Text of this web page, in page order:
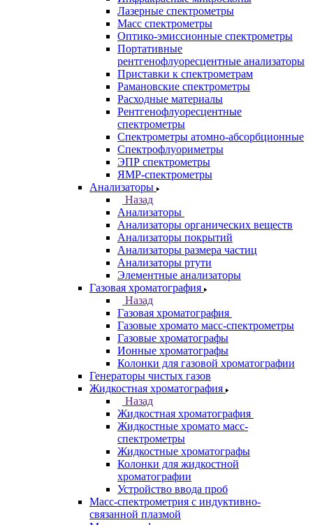
Аналитическое оборудование
Назад
Аналитическое оборудование
Спектрометры
Назад
Спектрометры
Автоматические Дозаторы
Атомно-Эмиссионные спектрометры
ВИД спектрофотометры
Дополнительное оборудование для
ААС
ИК-Фурье спектрометры
Инфракрасные микроскопы
Лазерные спектрометры
Масс спектрометры
Оптико-эмиссионные спектрометры
Портативные
рентгенофлуоресцентные анализаторы
Приставки к спектрометрам
Рамановские спектрометры
Расходные материалы
Рентгенофлуоресцентные
спектрометры
Спектрометры атомно-абсорбционные
Спектрофлуориметры
ЭПР спектрометры
ЯМР-спектрометры
Анализаторы
Назад
Анализаторы
Анализаторы органических веществ
Анализаторы покрытий
Анализаторы размера частиц
Анализаторы ртути
Элементные анализаторы
Газовая хроматография
Назад
Газовая хроматография
Газовые хромато масс-спектрометры
Газовые хроматографы
Ионные хроматографы
Колонки для газовой хроматографии